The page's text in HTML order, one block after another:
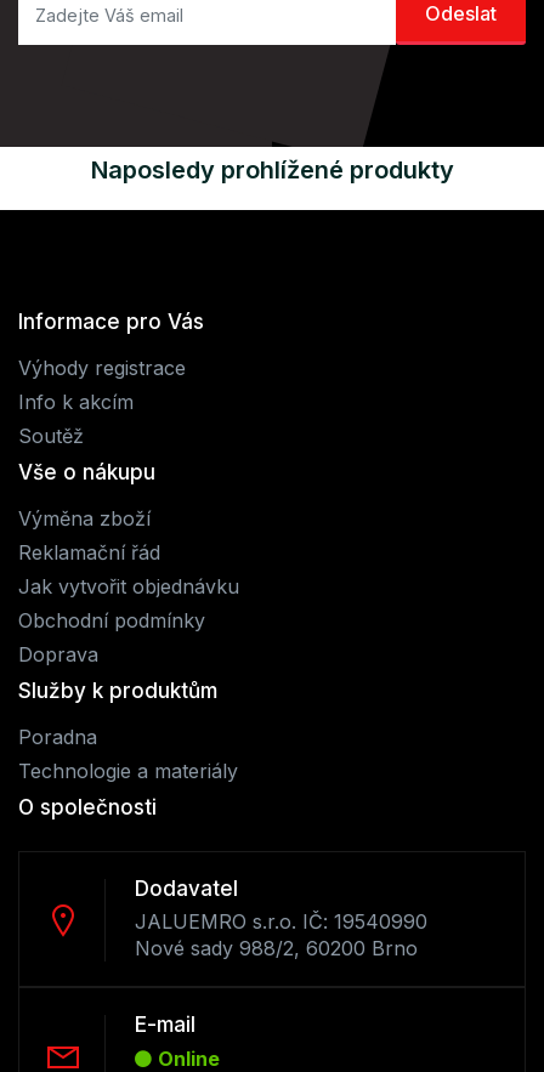
Naposledy prohlížené produkty
Informace pro Vás
Výhody registrace
Info k akcím
Soutěž
Vše o nákupu
Výměna zboží
Reklamační řád
Jak vytvořit objednávku
Obchodní podmínky
Doprava
Služby k produktům
Poradna
Technologie a materiály
O společnosti
Dodavatel
JALUEMRO s.r.o. IČ: 19540990
Nové sady 988/2, 60200 Brno
E-mail
Online